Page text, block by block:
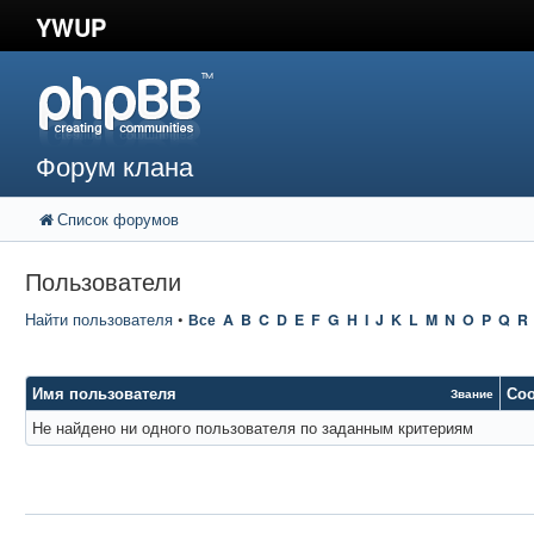
YWUP
Форум клана
Список форумов
Пользователи
Найти пользователя • Все A B C D E F G H I J K L M N O P Q R
Имя пользователя
Звание
Не найдено ни одного пользователя по заданным критериям